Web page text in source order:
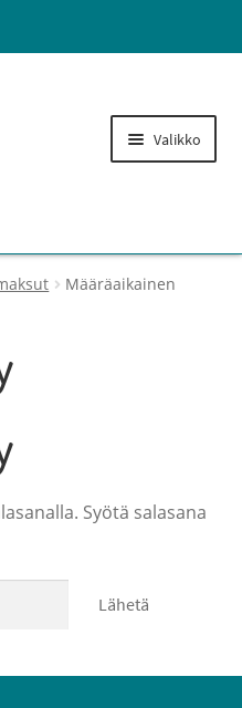
Valikko
materiaalit ja muut
Määräaikainen
Syötä salasana